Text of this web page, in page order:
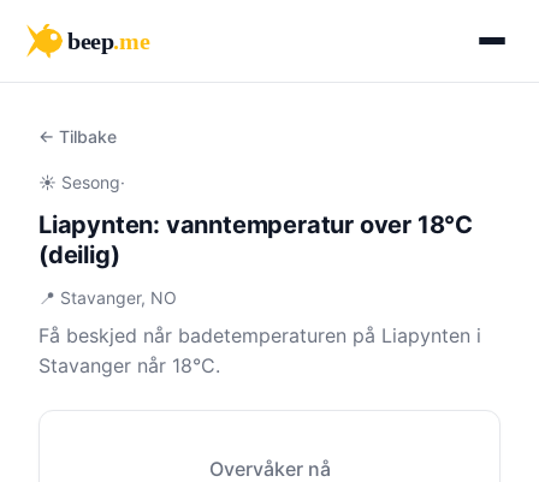
beep.me
← Tilbake
☀️ Sesong·
Liapynten: vanntemperatur over 18°C
(deilig)
📍 Stavanger, NO
Få beskjed når badetemperaturen på Liapynten i
Stavanger når 18°C.
Overvåker nå